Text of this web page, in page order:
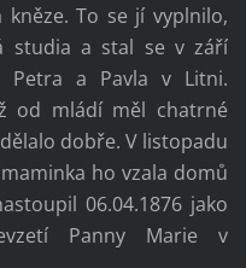
To se jí vyplnilo,
studia a stal se v září
Petra a Pavla v Litni.
od mládí měl chatrné
dobře. V listopadu
ho vzala domů
06.04.1876 jako
Panny Marie v